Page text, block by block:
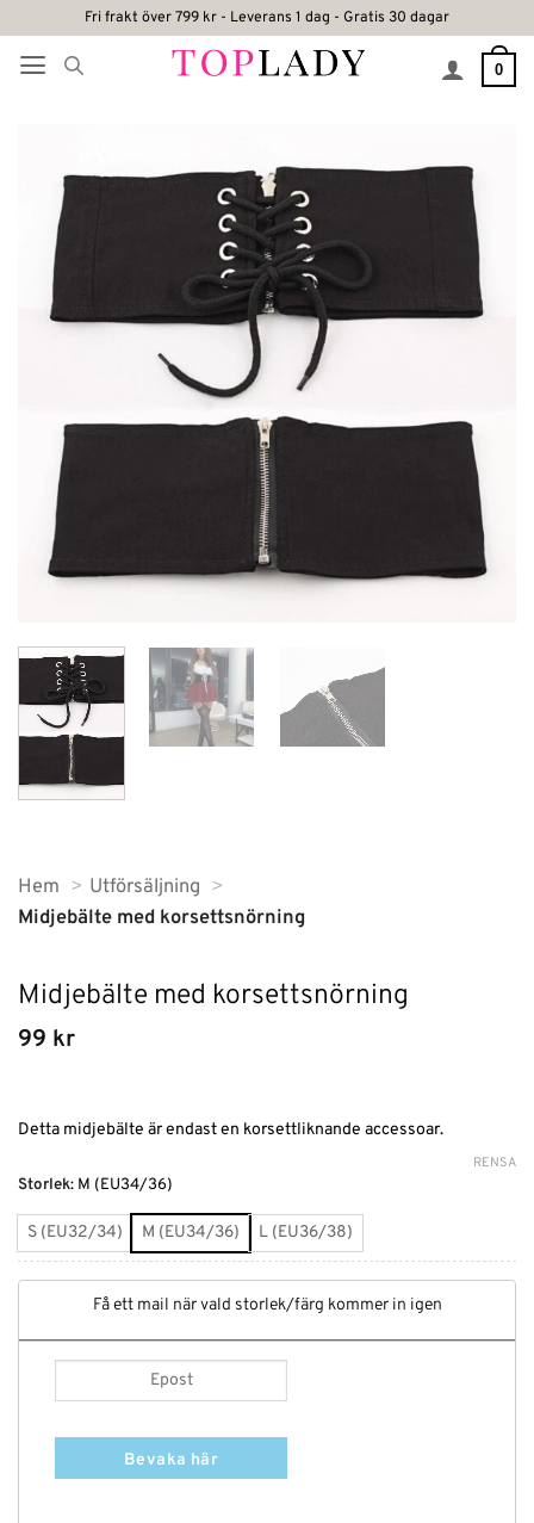
content
Fri frakt över 799 kr - Leverans 1 dag - Gratis 30 dagar
0
Hem
Utförsäljning
Midjebälte med korsettsnörning
Midjebälte med korsettsnörning
99 kr
Detta midjebälte är endast en korsettliknande accessoar.
Storlek: M (EU34/36)
S (EU32/34) M (EU34/36) L (EU36/38)
RENSA
Få ett mail när vald storlek/färg kommer in igen
Bevaka här
Alternative: